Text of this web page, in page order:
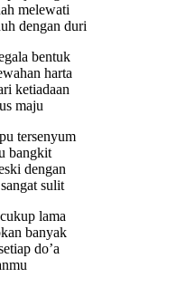
melewati
dengan duri
bentuk
harta
ketiadaan
maju
tersenyum
bangkit
dengan
sulit
lama
banyak
do’a